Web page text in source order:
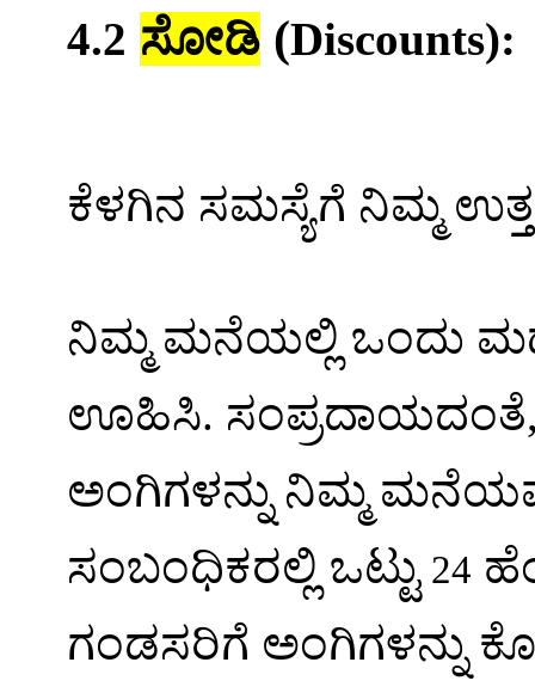
4.2 ಸೋಡಿ (Discounts):
ಕೆಳಗಿನ ಸಮಸ್ಯೆಗೆ ನಿಮ್ಮ
ನಿಮ್ಮ ಮನೆಯಲ್ಲಿ ಒಂದು
ಊಹಿಸಿ. ಸಂಪ್ರದಾಯದಂತೆ
ಅಂಗಿಗಳನ್ನು ನಿಮ್ಮ
ಸಂಬಂಧಿಕರಲ್ಲಿ ಒಟ್ಟು 24
ಗಂಡಸರಿಗೆ ಅಂಗಿಗಳನ್ನು